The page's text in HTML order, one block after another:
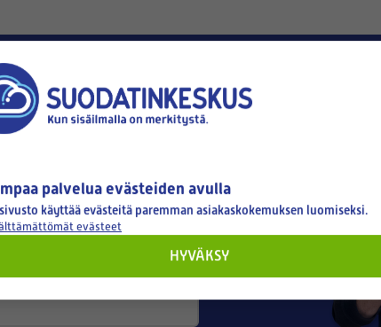
palvelua evästeiden avulla
käyttää evästeitä paremman asiakaskokemuksen luomiseksi.
evästeet
HYVÄKSY